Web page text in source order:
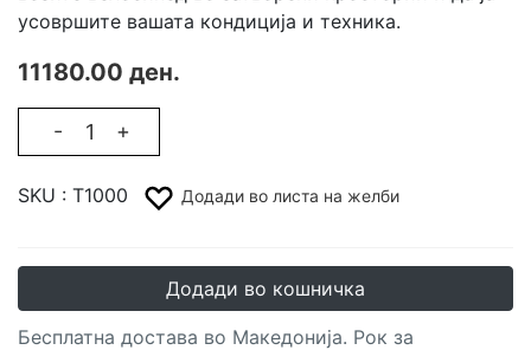
усовршите вашата кондиција и техника.
11180.00 ден.
- +
SKU : T1000 Додади во листа на желби
Додади во кошничка
Бесплатна достава во Македонија. Рок за